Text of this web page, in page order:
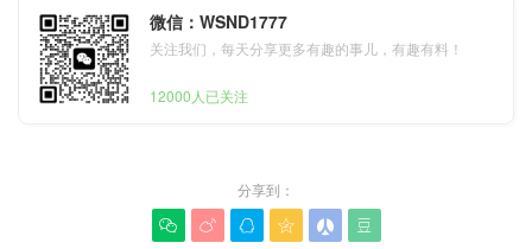
微信：WSND1777
关注我们，每天分享更多有趣的事儿，有趣有料！
12000人已关注
分享到：
     